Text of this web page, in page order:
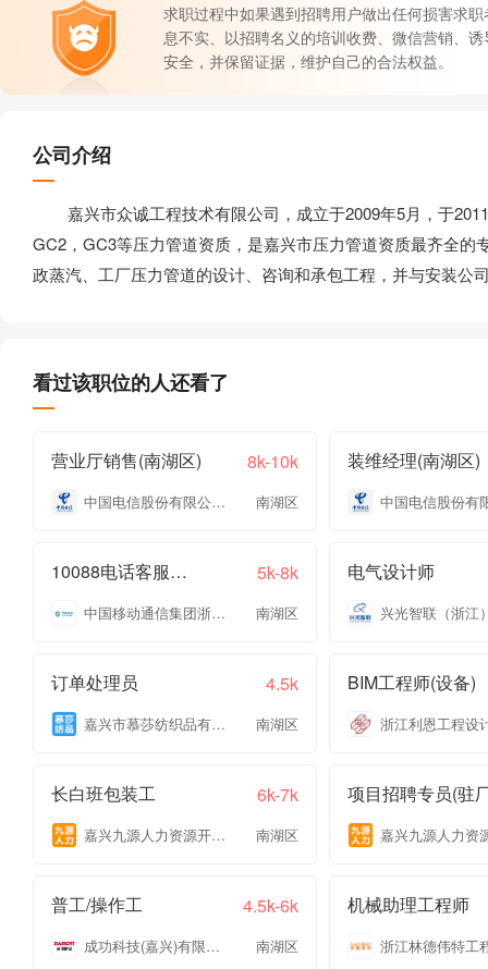
求职过程中如果遇到招聘用户做出任何损害求
息不实、以招聘名义的培训收费、微信营销、
安全，并保留证据，维护自己的合法权益。
公司介绍
嘉兴市众诚工程技术有限公司，成立于2009年5月，于
GC2，GC3等压力管道资质，是嘉兴市压力管道资质最齐全
政蒸汽、工厂压力管道的设计、咨询和承包工程，并与安装公
看过该职位的人还看了
营业厅销售(南湖区) 8k-10k
中国电信股份有限公司嘉兴分公司 南湖区
装维经理(南湖区)
10088电话客服专员 5k-8k
中国移动通信集团浙江有限公司嘉兴分公司 南湖区
电气设计师
订单处理员 4.5k
嘉兴市慕莎纺织品有限公司 南湖区
BIM工程师(设备)
长白班包装工 6k-7k
嘉兴九源人力资源开发有限公司 南湖区
项目招聘专员(驻
普工/操作工 4.5k-6k
成功科技(嘉兴)有限公司 南湖区
机械助理工程师